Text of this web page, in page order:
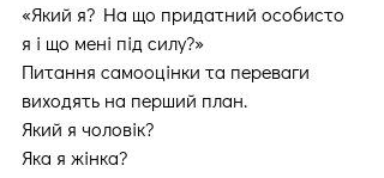
«Який я? На що придатний особисто
я і що мені під силу?»
Питання самооцінки та переваги
виходять на перший план.
Який я чоловік?
Яка я жінка?